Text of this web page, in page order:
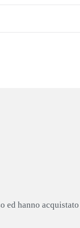
ed hanno